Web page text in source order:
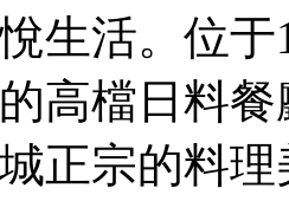
生活。位
高檔日料
正宗的料